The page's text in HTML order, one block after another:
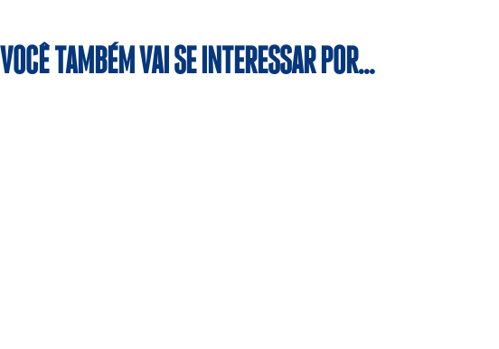
VOCÊ TAMBÉM VAI SE INTERESSAR POR…